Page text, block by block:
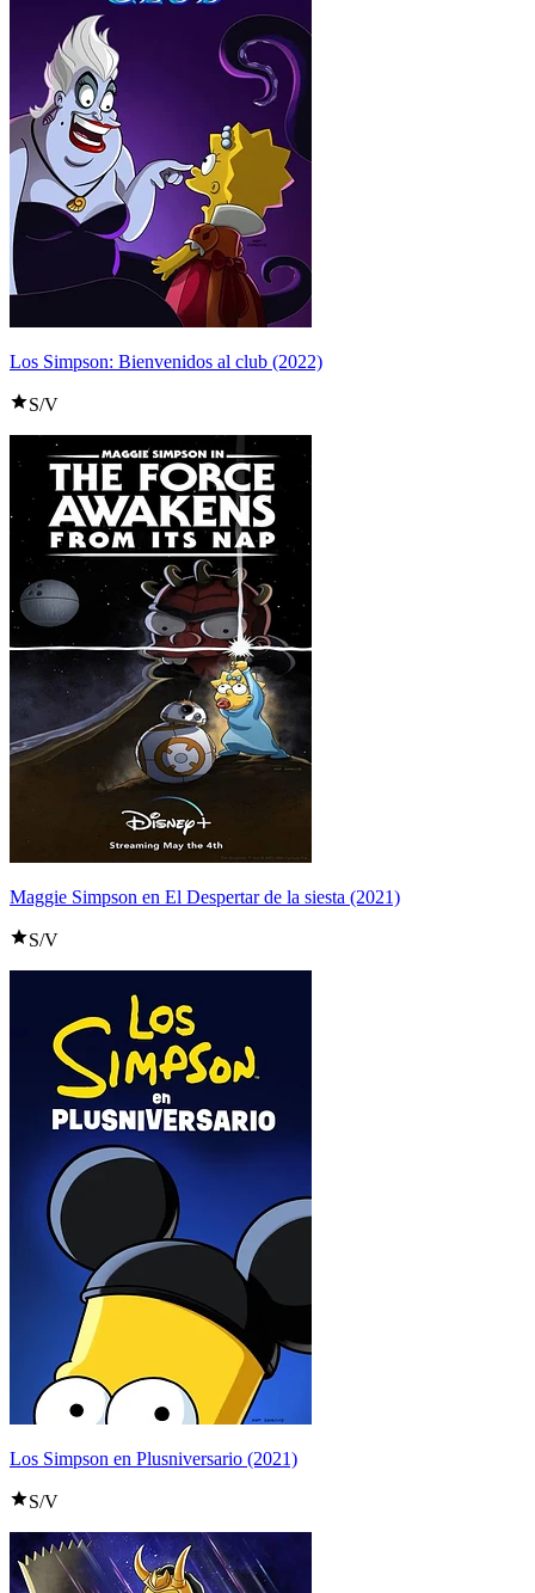
Los Simpson: Bienvenidos al club (2022)
S/V
Maggie Simpson en El Despertar de la siesta (2021)
S/V
Los Simpson en Plusniversario (2021)
S/V